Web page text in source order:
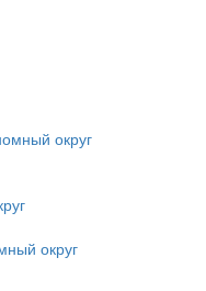
округ
округ